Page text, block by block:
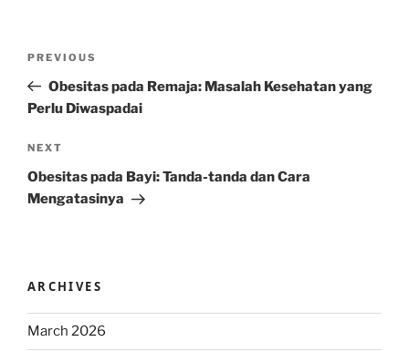
Previous
Post
PREVIOUS
Obesitas pada Remaja: Masalah Kesehatan yang
Perlu Diwaspadai
Next
Post
NEXT
Obesitas pada Bayi: Tanda-tanda dan Cara
Mengatasinya
ARCHIVES
March 2026